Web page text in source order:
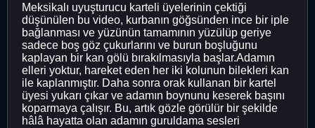
Meksikalı uyuşturucu karteli üyelerinin çektiği
düşünülen bu video, kurbanın göğsünden ince bir iple
bağlanması ve yüzünün tamamının yüzülüp geriye
sadece boş göz çukurlarını ve burun boşluğunu
kaplayan bir kan gölü bırakılmasıyla başlar.Adamın
elleri yoktur, hareket eden her iki kolunun bilekleri kan
ile kaplanmıştır. Daha sonra orak kullanan bir kartel
üyesi yukarı çıkar ve adamın boynunu keserek başını
koparmaya çalışır. Bu, artık gözle görülür bir şekilde
hâlâ hayatta olan adamın guruldama sesleri